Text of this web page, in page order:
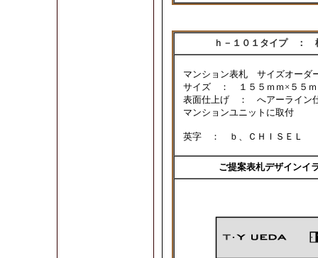
ｈ－１０１タイプ ：
マンション表札 サイズオーダ
サイズ ： １５５ｍｍ×５５
表面仕上げ ： へアーライン
マンションユニットに取付
英字 ： ｂ 、ＣＨＩＳＥＬ
ご提案表札デザインイ